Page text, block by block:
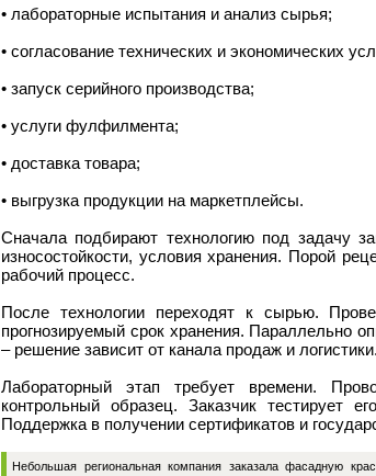
• лабораторные испытания и анализ сырья;
• согласование технических и экономических
• запуск серийного производства;
• услуги фулфилмента;
• доставка товара;
• выгрузка продукции на маркетплейсы.
Сначала подбирают технологию под задачу
износостойкости, условия хранения. Порой
рабочий процесс.
После технологии переходят к сырью.
прогнозируемый срок хранения. Параллельно
– решение зависит от канала продаж и логистики.
Лабораторный этап требует времени.
контрольный образец. Заказчик тестирует
Поддержка в получении сертификатов и
Небольшая региональная компания заказала фасадную